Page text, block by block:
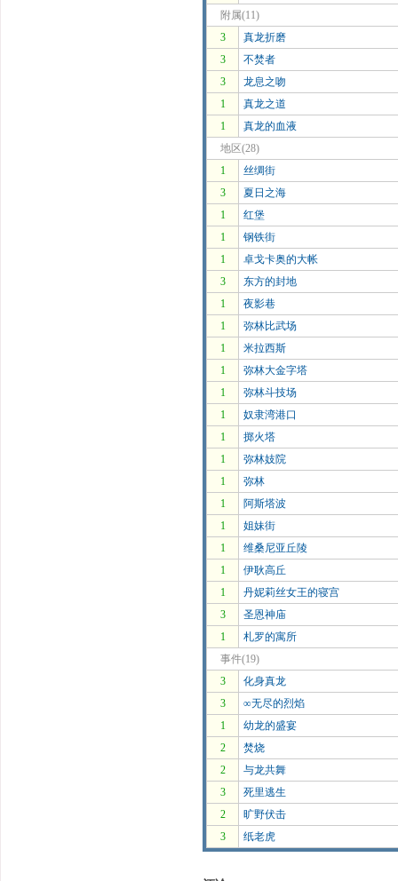
附属(11)
3
真龙折磨
3
不焚者
3
龙息之吻
1
真龙之道
1
真龙的血液
地区(28)
1
丝绸街
3
夏日之海
1
红堡
1
钢铁街
1
卓戈卡奥的大帐
3
东方的封地
1
夜影巷
1
弥林比武场
1
米拉西斯
1
弥林大金字塔
1
弥林斗技场
1
奴隶湾港口
1
掷火塔
1
弥林妓院
1
弥林
1
阿斯塔波
1
姐妹街
1
维桑尼亚丘陵
1
伊耿高丘
1
丹妮莉丝女王的寝宫
3
圣恩神庙
1
札罗的寓所
事件(19)
3
化身真龙
3
∞无尽的烈焰
1
幼龙的盛宴
2
焚烧
2
与龙共舞
3
死里逃生
2
旷野伏击
3
纸老虎